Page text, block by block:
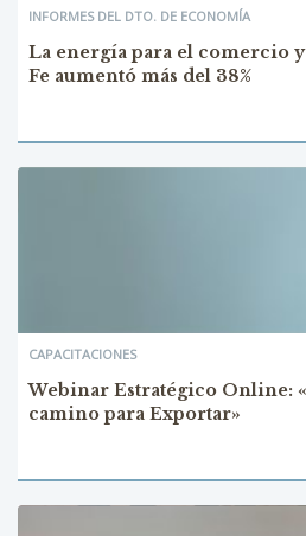
INFORMES DEL DTO. DE ECONOMÍA
La energía para el comercio
Fe aumentó más del 38%
CAPACITACIONES
Webinar Estratégico Online:
camino para Exportar»